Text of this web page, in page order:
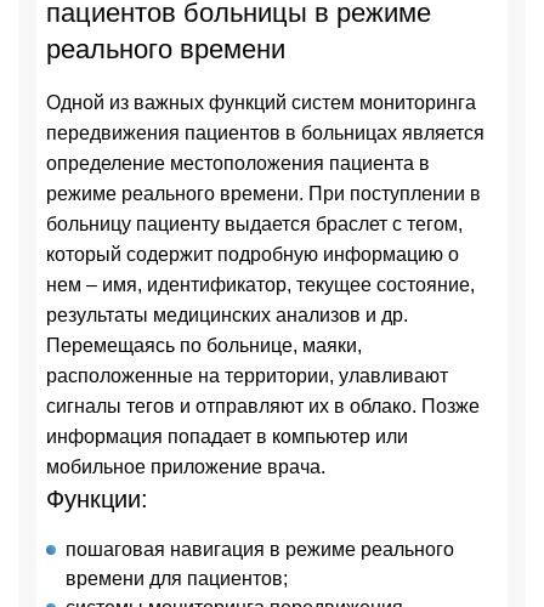
пациентов больницы в режиме
реального времени
Одной из важных функций систем мониторинга
передвижения пациентов в больницах является
определение местоположения пациента в
режиме реального времени. При поступлении в
больницу пациенту выдается браслет с тегом,
который содержит подробную информацию о
нем – имя, идентификатор, текущее состояние,
результаты медицинских анализов и др.
Перемещаясь по больнице, маяки,
расположенные на территории, улавливают
сигналы тегов и отправляют их в облако. Позже
информация попадает в компьютер или
мобильное приложение врача.
Функции:
пошаговая навигация в режиме реального
времени для пациентов;